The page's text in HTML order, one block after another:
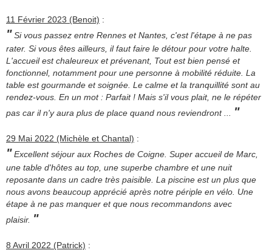
11 Février 2023 (Benoit) :
" Si vous passez entre Rennes et Nantes, c'est l'étape à ne pas
rater. Si vous êtes ailleurs, il faut faire le détour pour votre halte.
L'accueil est chaleureux et prévenant, Tout est bien pensé et
fonctionnel, notamment pour une personne à mobilité réduite. La
table est gourmande et soignée. Le calme et la tranquillité sont au
rendez-vous. En un mot : Parfait ! Mais s'il vous plait, ne le répéter
pas car il n'y aura plus de place quand nous reviendront ...
"
29 Mai 2022 (Michèle et Chantal) :
" Excellent séjour aux Roches de Coigne. Super accueil de Marc,
une table d'hôtes au top, une superbe chambre et une nuit
reposante dans un cadre très paisible. La piscine est un plus que
nous avons beaucoup apprécié après notre périple en vélo. Une
étape à ne pas manquer et que nous recommandons avec
plaisir. "
8 Avril 2022 (Patrick) :